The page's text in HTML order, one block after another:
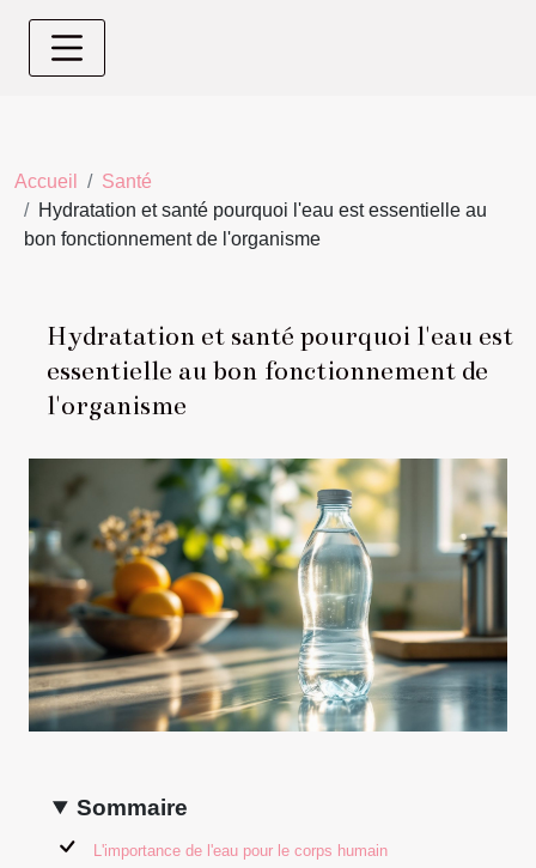
Accueil
Santé
Hydratation et santé pourquoi l'eau est essentielle au
bon fonctionnement de l'organisme
Hydratation et santé pourquoi l'eau est
essentielle au bon fonctionnement de
l'organisme
Sommaire
L'importance de l'eau pour le corps humain